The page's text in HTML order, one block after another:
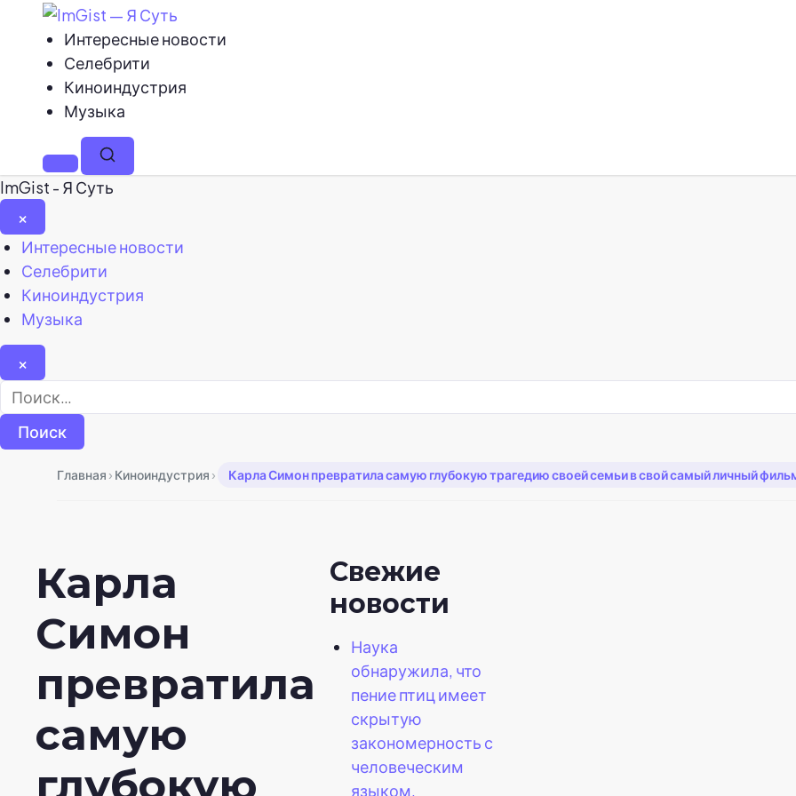
Интересные новости
Селебрити
Киноиндустрия
Музыка
МенюПоиск
ImGist - Я Суть
×
Закрыть
меню
Интересные новости
Селебрити
Киноиндустрия
Музыка
×
Найти:
Главная › Киноиндустрия › Карла Симон превратила самую глубокую трагедию своей семьи в свой самый личный
Карла
Симон
превратила
самую
глубокую
Свежие
новости
Наука
обнаружила, что
пение птиц имеет
скрытую
закономерность с
человеческим
языком.